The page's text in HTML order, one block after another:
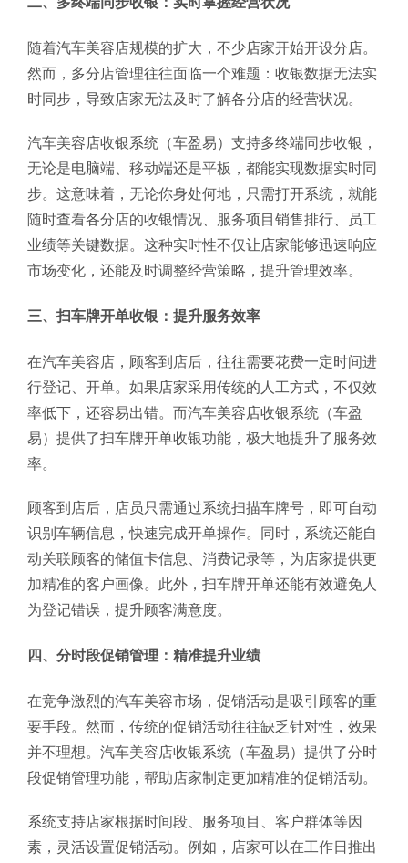
随着汽车美容店规模的扩大，不少店家开始开设分店。
然而，多分店管理往往面临一个难题：收银数据无法实
时同步，导致店家无法及时了解各分店的经营状况。
汽车美容店收银系统（车盈易）支持多终端同步收银，
无论是电脑端、移动端还是平板，都能实现数据实时同
步。这意味着，无论你身处何地，只需打开系统，就能
随时查看各分店的收银情况、服务项目销售排行、员工
业绩等关键数据。这种实时性不仅让店家能够迅速响应
市场变化，还能及时调整经营策略，提升管理效率。
三、扫车牌开单收银：提升服务效率
在汽车美容店，顾客到店后，往往需要花费一定时间进
行登记、开单。如果店家采用传统的人工方式，不仅效
率低下，还容易出错。而汽车美容店收银系统（车盈
易）提供了扫车牌开单收银功能，极大地提升了服务效
率。
顾客到店后，店员只需通过系统扫描车牌号，即可自动
识别车辆信息，快速完成开单操作。同时，系统还能自
动关联顾客的储值卡信息、消费记录等，为店家提供更
加精准的客户画像。此外，扫车牌开单还能有效避免人
为登记错误，提升顾客满意度。
四、分时段促销管理：精准提升业绩
在竞争激烈的汽车美容市场，促销活动是吸引顾客的重
要手段。然而，传统的促销活动往往缺乏针对性，效果
并不理想。汽车美容店收银系统（车盈易）提供了分时
段促销管理功能，帮助店家制定更加精准的促销活动。
系统支持店家根据时间段、服务项目、客户群体等因
素，灵活设置促销活动。例如，店家可以在工作日推出